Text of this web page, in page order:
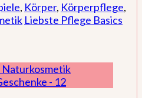
, Körper, Körperpflege,
Liebste Pflege Basics